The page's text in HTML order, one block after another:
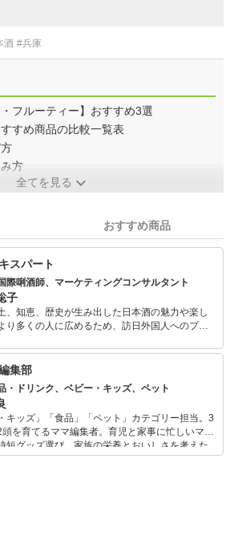
酒 #兵庫
フルーティー】おすすめ3選
すめ商品の比較一覧表
方
全てを見る
おすすめ商品
スパート
際唎酒師、マーケティングコンサルタント
子
、知恵、歴史が生み出した日本酒の魅力や楽し
り多くの人に広めるため、訪日外国人へのプラ
イベントの企画を行っている。 外国人のプラ
本酒体験では、これまでに30か国以上から400
る。 日々の生活でも、カンパイは日
ンケアは日本酒と酒粕で、そして朝晩の甘酒を
。
集部
・ドリンク、ベビー・キッズ、ペット
キッズ」「食品」「ペット」カテゴリー担当。3
頭を育てるママ編集者。育児と家事に忙しいママ
短グッズ選び、家族の栄養とおいしさを考えた
束の間のリラックスタイムを楽しむためのスイ